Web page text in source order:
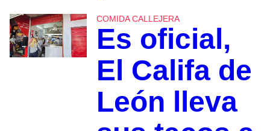
COMIDA CALLEJERA
Es oficial,
El Califa de
León lleva